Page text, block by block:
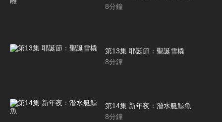
8分鐘
第13集 耶誕節：聖誕雪橇
8分鐘
第14集 新年夜：潛水艇鯨魚
8分鐘